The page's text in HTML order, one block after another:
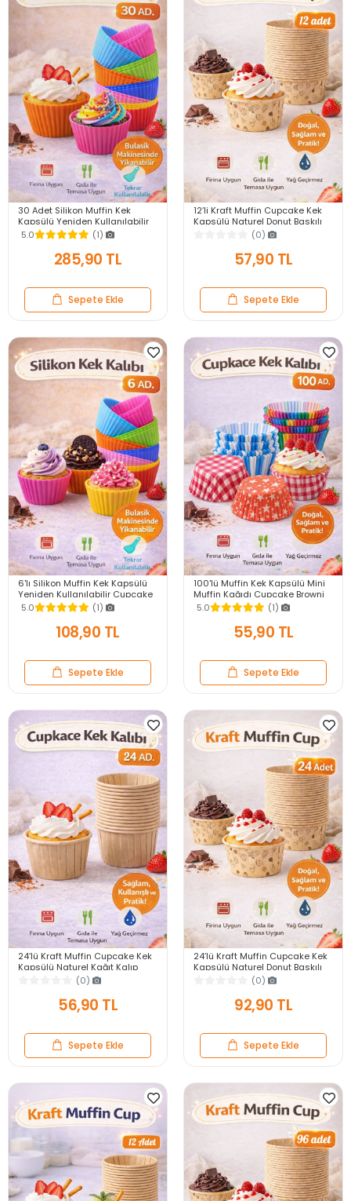
30 Adet Silikon Muffin Kek
Kapsülü Yeniden Kullanılabilir
Cupcake Browni Kek Kalıbı
Renkli
5.0 (1)
285,90 TL
Sepete Ekle
12’li Kraft Muffin Cupcake Kek
Kapsülü Naturel Donut Baskılı
Kalıp Konsept Airfryer ve Fırın
(0)
57,90 TL
Sepete Ekle
6'lı Silikon Muffin Kek Kapsülü
Yeniden Kullanılabilir Cupcake
Browni Kek Kalıbı Renkli
5.0 (1)
108,90 TL
Sepete Ekle
100'lü Muffin Kek Kapsülü Mini
Muffin Kağıdı Cupcake Browni
Kek Kalıbı Renkli Yapışmaz
5.0 (1)
55,90 TL
Sepete Ekle
24’lü Kraft Muffin Cupcake Kek
Kapsülü Naturel Kağıt Kalıp
Konsept Parti Airfryer ve Fırın
(0)
56,90 TL
Sepete Ekle
24’lü Kraft Muffin Cupcake Kek
Kapsülü Naturel Donut Baskılı
Kalıp Konsept Airfryer ve Fırın
(0)
92,90 TL
Sepete Ekle